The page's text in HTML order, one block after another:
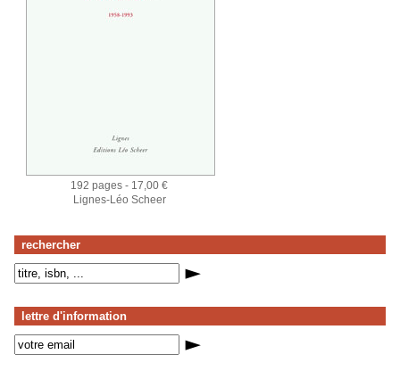
rechercher
lettre d'information
192 pages - 17,00 €
Lignes-Léo Scheer